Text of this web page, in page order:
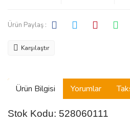
Ürün Paylaş :
Karşılaştır
Ürün Bilgisi Yorumlar
Stok Kodu: 528060111